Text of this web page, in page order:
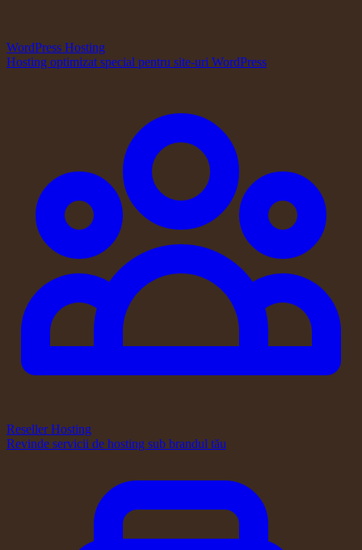
WordPress Hosting
Hosting optimizat special pentru site-uri WordPress
Reseller Hosting
Revinde servicii de hosting sub brandul tău